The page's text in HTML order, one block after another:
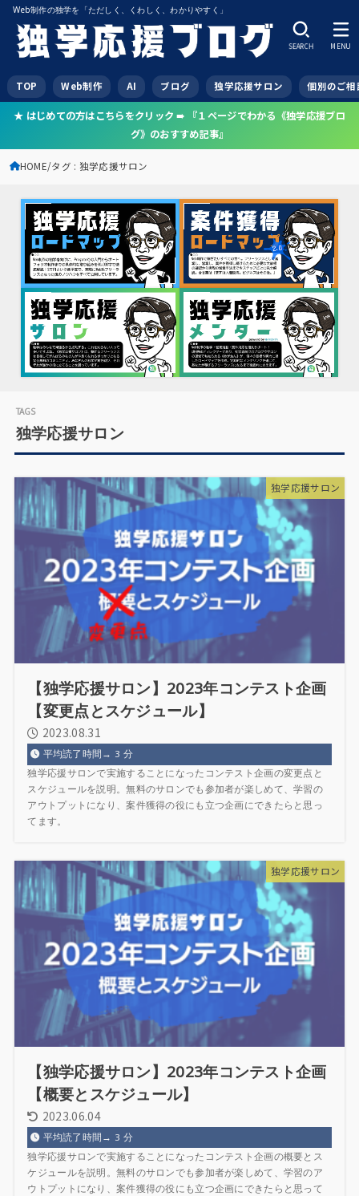
Web制作の独学を「ただしく、くわしく、わかりやすく」
TOP Web制作 AI ブログ 独学応援サロン 個別のご相
SEARCH MENU
★ はじめての方はこちらをクリック ➠ 『１ページでわかる《独学応援ブロ
グ》のおすすめ記事』
HOME タグ : 独学応援サロン
独学応援サロン
独学応援サロン
【独学応援サロン】2023年コンテスト企画
【変更点とスケジュール】
2023.08.31
平均読了時間→ 3 分
独学応援サロンで実施することになったコンテスト企画の変更点と
スケジュールを説明。無料のサロンでも参加者が楽しめて、学習の
アウトプットになり、案件獲得の役にも立つ企画にできたらと思っ
てます。
独学応援サロン
【独学応援サロン】2023年コンテスト企画
【概要とスケジュール】
2023.06.04
平均読了時間→ 3 分
独学応援サロンで実施することになったコンテスト企画の概要とス
ケジュールを説明。無料のサロンでも参加者が楽しめて、学習のア
ウトプットになり、案件獲得の役にも立つ企画にできたらと思って